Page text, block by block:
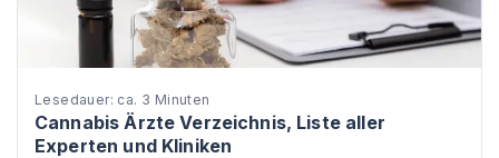
Lesedauer: ca. 3 Minuten
Cannabis Ärzte Verzeichnis, Liste aller
Experten und Kliniken